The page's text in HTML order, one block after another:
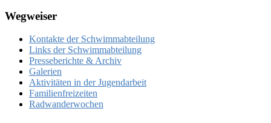
Wegweiser
Kontakte der Schwimmabteilung
Links der Schwimmabteilung
Presseberichte & Archiv
Galerien
Aktivitäten in der Jugendarbeit
Familienfreizeiten
Radwanderwochen